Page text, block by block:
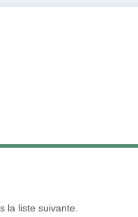
la liste suivante.